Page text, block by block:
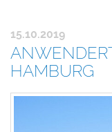
15.10.2019
HAMBURG